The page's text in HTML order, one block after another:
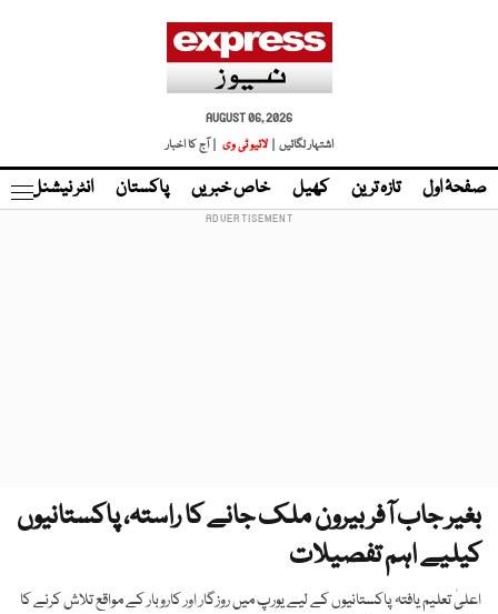
AUGUST 06, 2026
اشتہار لگائیں |
لائیو ٹی وی | آج کا اخبار
صفحۂ اول تازہ ترین کھیل خاص خبریں پاکستان انٹر نیشنل
بغیر جاب آفر بیرون ملک جانے کا راستہ، پاکستانیوں
کیلیے اہم تفصیلات
اعلیٰ تعلیم یافتہ پاکستانیوں کے لیے یورپ میں روزگار اور کاروبار کے مواقع تلاش کرنے کا